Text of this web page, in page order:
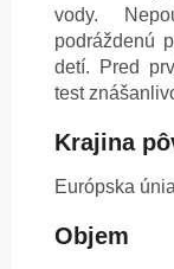
vody.
podráždenú
detí. Pred
test
Krajina
Európska únia
Objem